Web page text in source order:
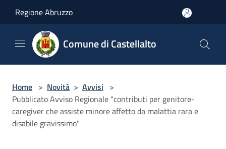
Regione Abruzzo
Comune di Castellalto
Home > Novità > Avvisi >
Pubblicato Avviso Regionale "contributi per genitore-
caregiver che assiste minore affetto da malattia rara e
disabile gravissimo"